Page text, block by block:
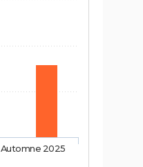
Automne 2025